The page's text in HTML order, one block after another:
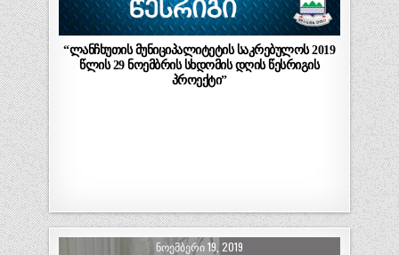
“ლანჩხუთის მუნიციპალიტეტის საკრებულოს 2019
წლის 29 ნოემბრის სხდომის დღის წესრიგის
პროექტი”
ᲜᲝᲔᲛᲑᲔᲠᲘ 19, 2019